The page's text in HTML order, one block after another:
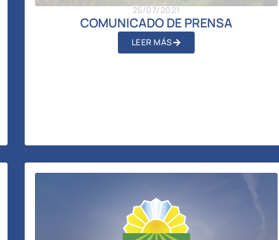
26/07/2021
COMUNICADO DE PRENSA
LEER MÁS